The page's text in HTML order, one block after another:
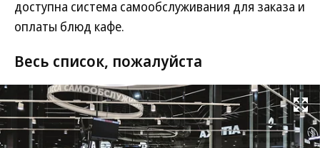
доступна система самообслуживания для заказа и
оплаты блюд кафе.
Весь список, пожалуйста
Развернуть